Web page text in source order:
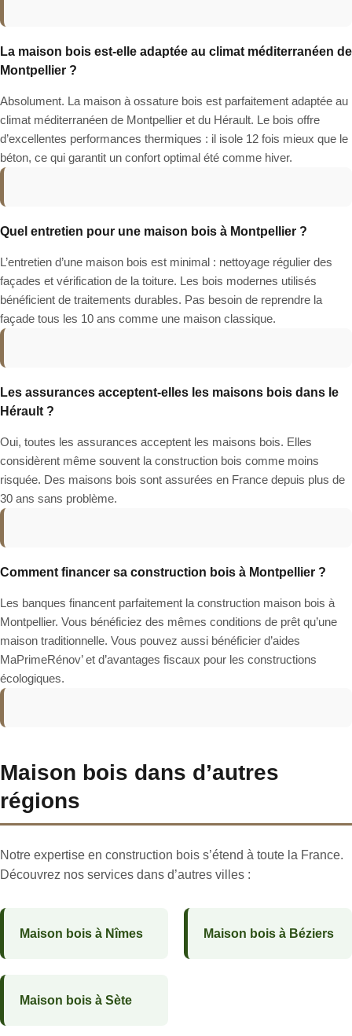
La maison bois est-elle adaptée au climat méditerranéen de
Montpellier ?
Absolument. La maison à ossature bois est parfaitement adaptée au
climat méditerranéen de Montpellier et du Hérault. Le bois offre
d’excellentes performances thermiques : il isole 12 fois mieux que le
béton, ce qui garantit un confort optimal été comme hiver.
Quel entretien pour une maison bois à Montpellier ?
L’entretien d’une maison bois est minimal : nettoyage régulier des
façades et vérification de la toiture. Les bois modernes utilisés
bénéficient de traitements durables. Pas besoin de reprendre la
façade tous les 10 ans comme une maison classique.
Les assurances acceptent-elles les maisons bois dans le
Hérault ?
Oui, toutes les assurances acceptent les maisons bois. Elles
considèrent même souvent la construction bois comme moins
risquée. Des maisons bois sont assurées en France depuis plus de
30 ans sans problème.
Comment financer sa construction bois à Montpellier ?
Les banques financent parfaitement la construction maison bois à
Montpellier. Vous bénéficiez des mêmes conditions de prêt qu’une
maison traditionnelle. Vous pouvez aussi bénéficier d’aides
MaPrimeRénov’ et d’avantages fiscaux pour les constructions
écologiques.
Maison bois dans d’autres
régions
Notre expertise en construction bois s’étend à toute la France.
Découvrez nos services dans d’autres villes :
Maison bois à Nîmes Maison bois à Béziers
Maison bois à Sète